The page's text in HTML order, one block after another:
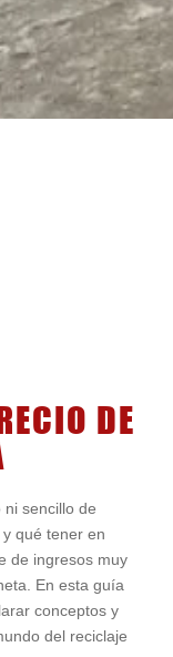
DE
sencillo de
qué tener en
de ingresos muy
En esta guía
conceptos y
del reciclaje